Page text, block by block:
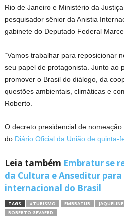
Rio de Janeiro e Ministério da
pesquisador sênior da Anistia
gabinete do Deputado Federal
“Vamos trabalhar para reposicionar
seu papel de protagonista. Junto ao
promover o Brasil do diálogo, da
questões ambientais, climáticas e
Roberto.
O decreto presidencial de
do Diário Oficial da União de quinta-
Leia também Embratur se
da Cultura e Anseditur
internacional do Brasil
TAGS #TURISMO EMBRATUR
ROBERTO GEVAERD